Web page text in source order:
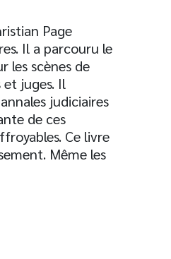
Page
Il a parcouru le
les scènes de
juges. Il
judiciaires
de ces
Ce livre
Même les